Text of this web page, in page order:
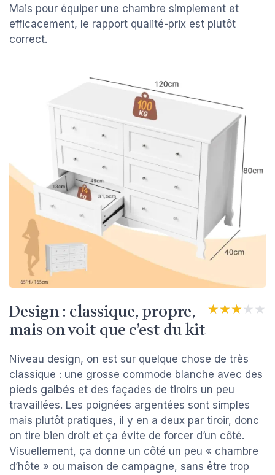
Mais pour équiper une chambre simplement et
efficacement, le rapport qualité-prix est plutôt
correct.
Design : classique, propre,
mais on voit que c’est du kit
★★★★★
★★★★★
Niveau design, on est sur quelque chose de très
classique : une grosse commode blanche avec des
pieds galbés et des façades de tiroirs un peu
travaillées. Les poignées argentées sont simples
mais plutôt pratiques, il y en a deux par tiroir, donc
on tire bien droit et ça évite de forcer d’un côté.
Visuellement, ça donne un côté un peu « chambre
d’hôte » ou maison de campagne, sans être trop